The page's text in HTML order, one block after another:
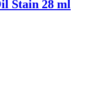
Stain 28 ml